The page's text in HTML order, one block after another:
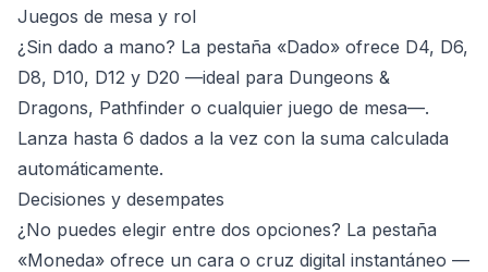
Juegos de mesa y rol
¿Sin dado a mano? La pestaña «Dado» ofrece D4, D6,
D8, D10, D12 y D20 —ideal para Dungeons &
Dragons, Pathfinder o cualquier juego de mesa—.
Lanza hasta 6 dados a la vez con la suma calculada
automáticamente.
Decisiones y desempates
¿No puedes elegir entre dos opciones? La pestaña
«Moneda» ofrece un cara o cruz digital instantáneo —